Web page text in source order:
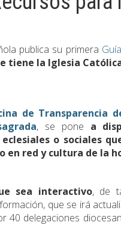
publica su primera
tiene la Iglesia
de Transparencia
, se pone a
o sociales
red y cultura de la
sea interactivo, de
que se irá
delegaciones